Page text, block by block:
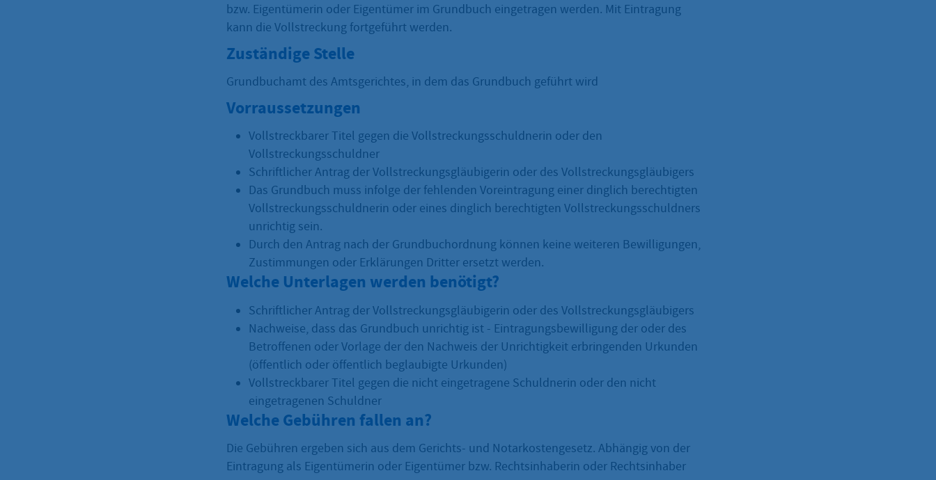
bzw. Eigentümerin oder Eigentümer im Grundbuch eingetragen werden. Mit Eintragung
kann die Vollstreckung fortgeführt werden.
Zuständige Stelle
Grundbuchamt des Amtsgerichtes, in dem das Grundbuch geführt wird
Vorraussetzungen
Vollstreckbarer Titel gegen die Vollstreckungsschuldnerin oder den
Vollstreckungsschuldner
Schriftlicher Antrag der Vollstreckungsgläubigerin oder des Vollstreckungsgläubigers
Das Grundbuch muss infolge der fehlenden Voreintragung einer dinglich berechtigten
Vollstreckungsschuldnerin oder eines dinglich berechtigten Vollstreckungsschuldners
unrichtig sein.
Durch den Antrag nach der Grundbuchordnung können keine weiteren Bewilligungen,
Zustimmungen oder Erklärungen Dritter ersetzt werden.
Welche Unterlagen werden benötigt?
Schriftlicher Antrag der Vollstreckungsgläubigerin oder des Vollstreckungsgläubigers
Nachweise, dass das Grundbuch unrichtig ist - Eintragungsbewilligung der oder des
Betroffenen oder Vorlage der den Nachweis der Unrichtigkeit erbringenden Urkunden
(öffentlich oder öffentlich beglaubigte Urkunden)
Vollstreckbarer Titel gegen die nicht eingetragene Schuldnerin oder den nicht
eingetragenen Schuldner
Welche Gebühren fallen an?
Die Gebühren ergeben sich aus dem Gerichts- und Notarkostengesetz. Abhängig von der
Eintragung als Eigentümerin oder Eigentümer bzw. Rechtsinhaberin oder Rechtsinhaber